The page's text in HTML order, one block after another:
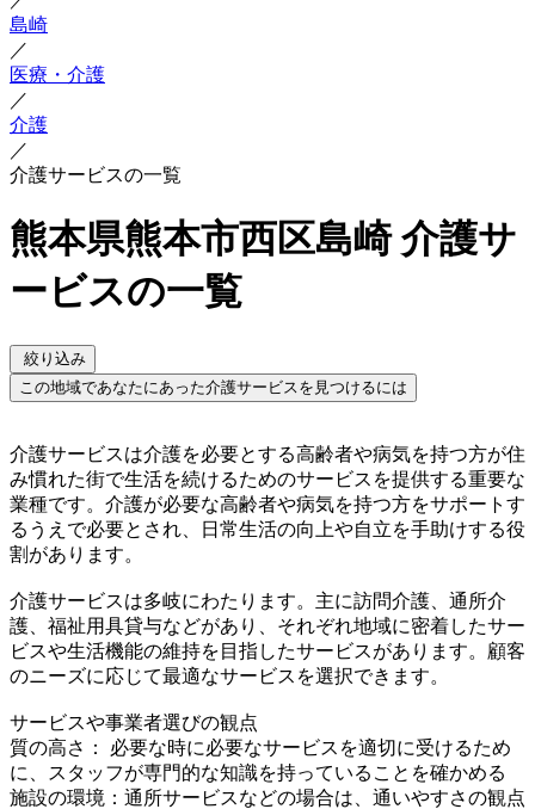
島崎
／
医療・介護
／
介護
／
介護サービスの一覧
熊本県熊本市西区島崎 介護サ
ービスの一覧
絞り込み
この地域であなたにあった介護サービスを見つけるには
介護サービスは介護を必要とする高齢者や病気を持つ方が住
み慣れた街で生活を続けるためのサービスを提供する重要な
業種です。介護が必要な高齢者や病気を持つ方をサポートす
るうえで必要とされ、日常生活の向上や自立を手助けする役
割があります。
介護サービスは多岐にわたります。主に訪問介護、通所介
護、福祉用具貸与などがあり、それぞれ地域に密着したサー
ビスや生活機能の維持を目指したサービスがあります。顧客
のニーズに応じて最適なサービスを選択できます。
サービスや事業者選びの観点
質の高さ： 必要な時に必要なサービスを適切に受けるため
に、スタッフが専門的な知識を持っていることを確かめる
施設の環境：通所サービスなどの場合は、通いやすさの観点